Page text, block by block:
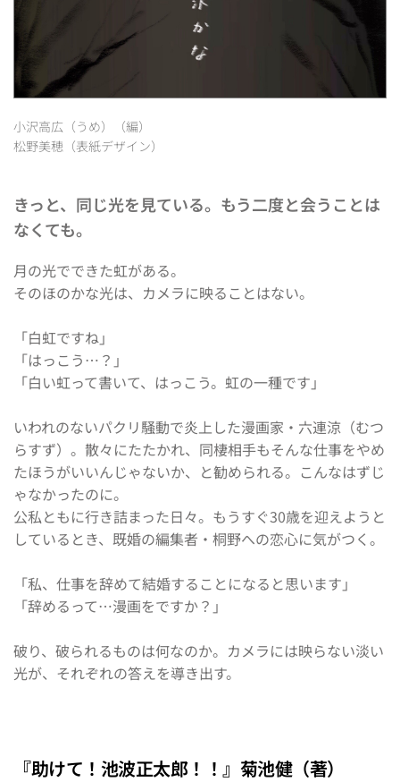
小沢高広（うめ）（編）
松野美穂（表紙デザイン）
きっと、同じ光を見ている。もう二度と会うことは
なくても。
月の光でできた虹がある。
そのほのかな光は、カメラに映ることはない。
「白虹ですね」
「はっこう…？」
「白い虹って書いて、はっこう。虹の一種です」
いわれのないパクリ騒動で炎上した漫画家・六連涼（むつ
らすず）。散々にたたかれ、同棲相手もそんな仕事をやめ
たほうがいいんじゃないか、と勧められる。こんなはずじ
ゃなかったのに。
公私ともに行き詰まった日々。もうすぐ30歳を迎えようと
しているとき、既婚の編集者・桐野への恋心に気がつく。
「私、仕事を辞めて結婚することになると思います」
「辞めるって…漫画をですか？」
破り、破られるものは何なのか。カメラには映らない淡い
光が、それぞれの答えを導き出す。
『助けて！池波正太郎！！』菊池健（著）